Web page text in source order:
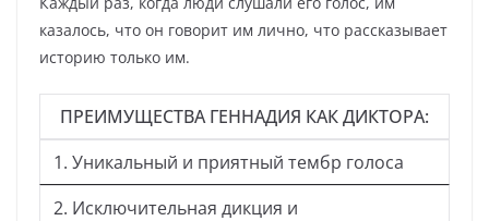
казалось, что он говорит им лично, что рассказывает
историю только им.
ПРЕИМУЩЕСТВА ГЕННАДИЯ КАК ДИКТОРА:
1. Уникальный и приятный тембр голоса
2. Исключительная дикция и